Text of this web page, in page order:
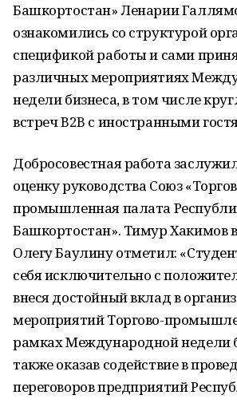
Башкортостан» Ленарии
ознакомились со структурой
спецификой работы и сами
различных мероприятиях
недели бизнеса, в том числе
встреч B2B с иностранными
Добросовестная работа
оценку руководства Союз
промышленная палата
Башкортостан». Тимур Хакимов
Олегу Баулину отметил:
себя исключительно с
внеся достойный вклад в
мероприятий Торгово-
рамках Международной недели
также оказав содействие в
переговоров предприятий